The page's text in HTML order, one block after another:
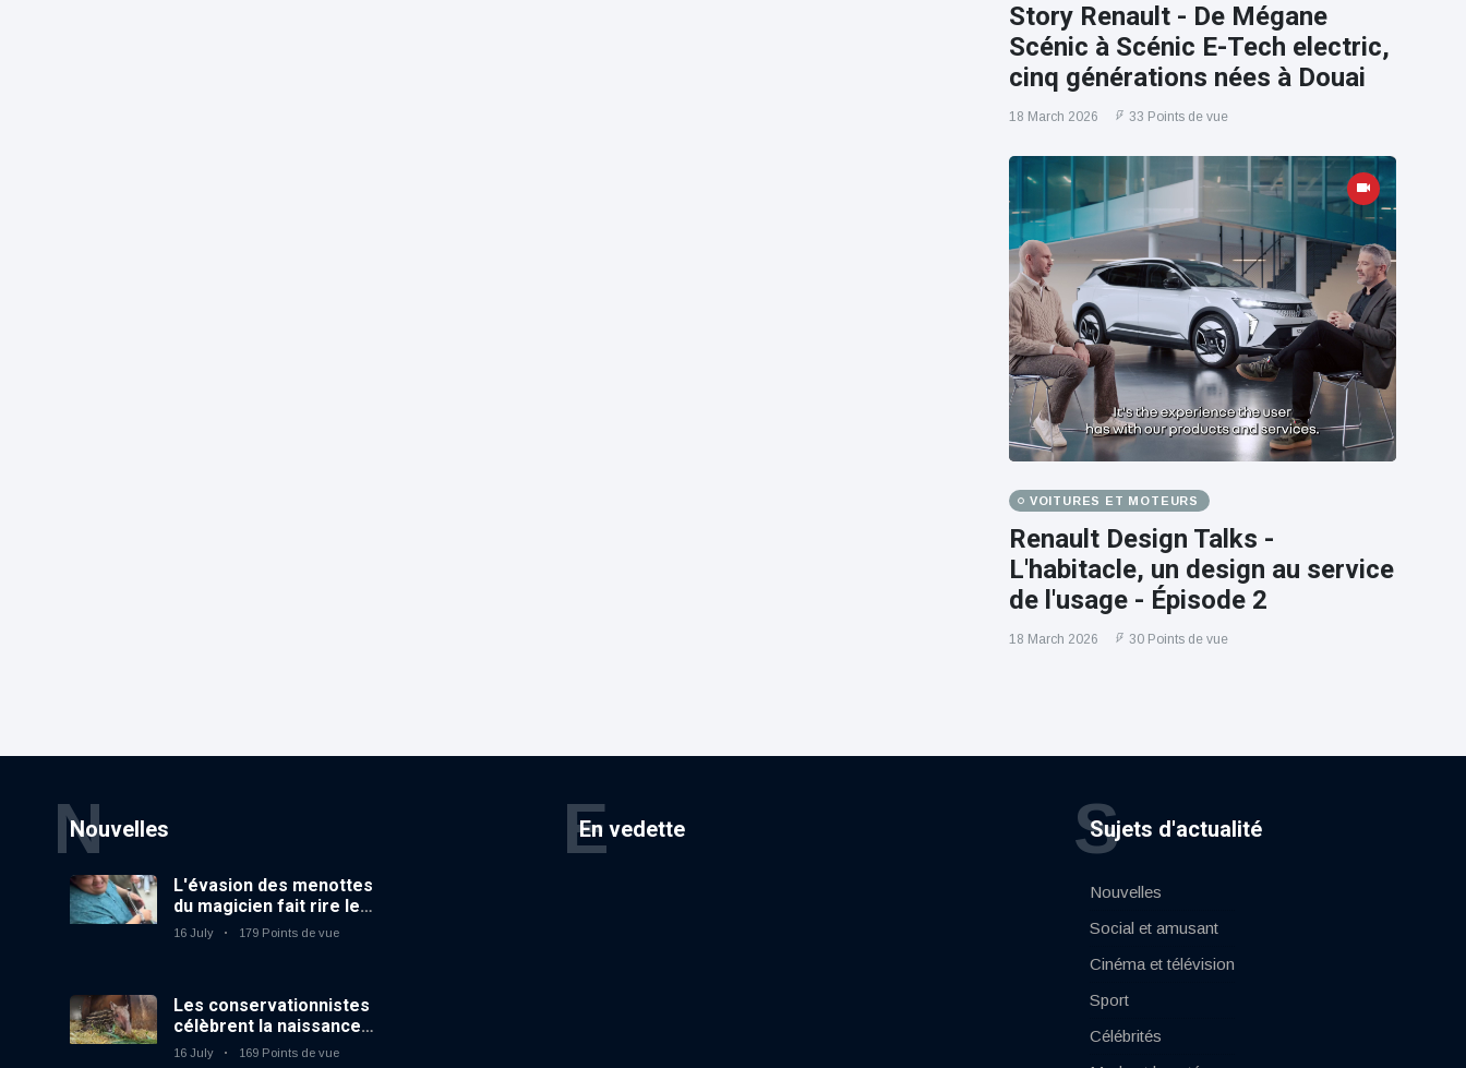
Story Renault - De Mégane
Scénic à Scénic E-Tech electric,
cinq générations nées à Douai
18 March 2026 33 Points de vue
VOITURES ET MOTEURS
Renault Design Talks -
L'habitacle, un design au service
de l'usage - Épisode 2
18 March 2026 30 Points de vue
Nouvelles
N
L'évasion des menottes
du magicien fait rire le
public
16 July 179 Points de vue
Les conservationnistes
célèbrent la naissance
du premier tapir
16 July 169 Points de vue
En vedette
E Sujets d'actualité
S
Nouvelles
Social et amusant
Cinéma et télévision
Sport
Célébrités